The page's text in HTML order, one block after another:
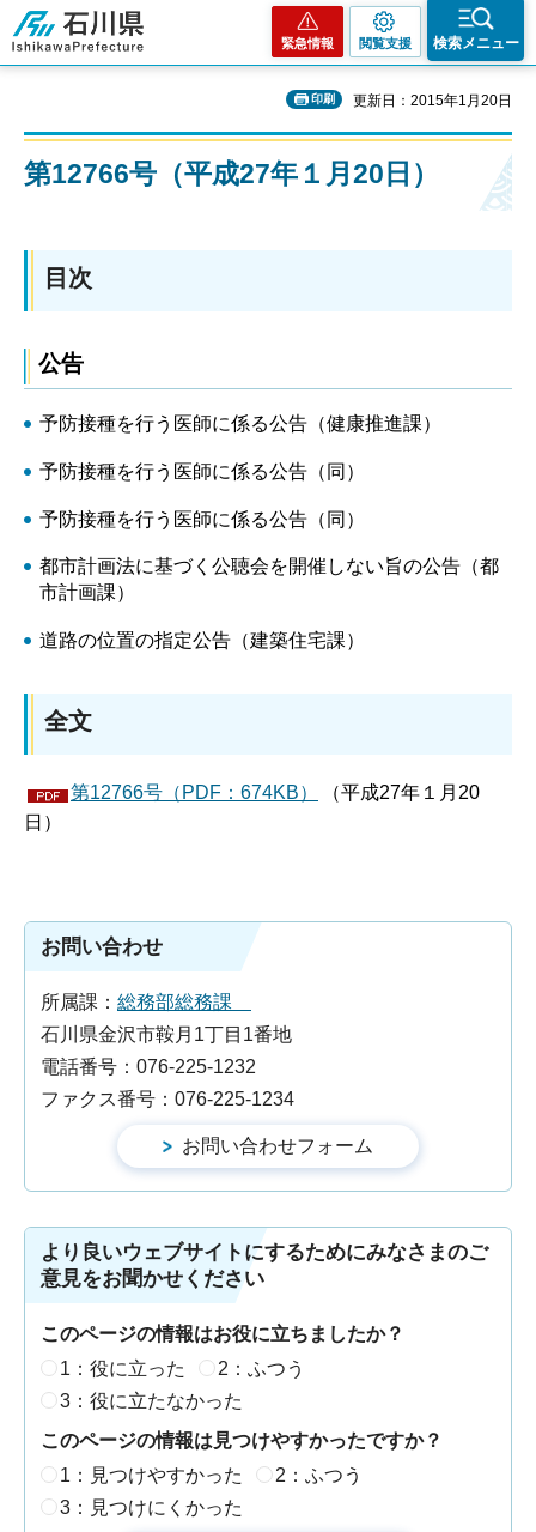
石川県
緊急情報 閲覧支援 検索メニュー
印刷 更新日：2015年1月20日
第12766号（平成27年１月20日）
目次
公告
予防接種を行う医師に係る公告（健康推進課）
予防接種を行う医師に係る公告（同）
予防接種を行う医師に係る公告（同）
都市計画法に基づく公聴会を開催しない旨の公告（都
市計画課）
道路の位置の指定公告（建築住宅課）
全文
第12766号（PDF：674KB）
（平成27年１月20
日）
お問い合わせ
所属課： 総務部総務課
石川県金沢市鞍月1丁目1番地
電話番号：076-225-1232
ファクス番号：076-225-1234
より良いウェブサイトにするためにみなさまのご
意見をお聞かせください
このページの情報はお役に立ちましたか？
1：役に立った
2：ふつう
3：役に立たなかった
このページの情報は見つけやすかったですか？
1：見つけやすかった
2：ふつう
3：見つけにくかった